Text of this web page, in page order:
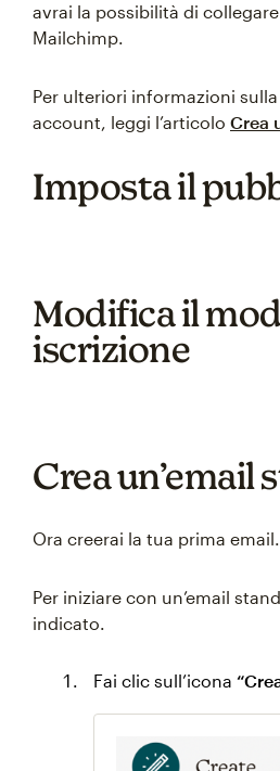
avrai la possibilità di
Mailchimp.
Per ulteriori informazioni
account, leggi l’articolo Crea
Imposta il
Modifica il
iscrizione
Crea un’email
Ora creerai la tua prima email.
Per iniziare con un’email
indicato.
Fai clic sull’icona